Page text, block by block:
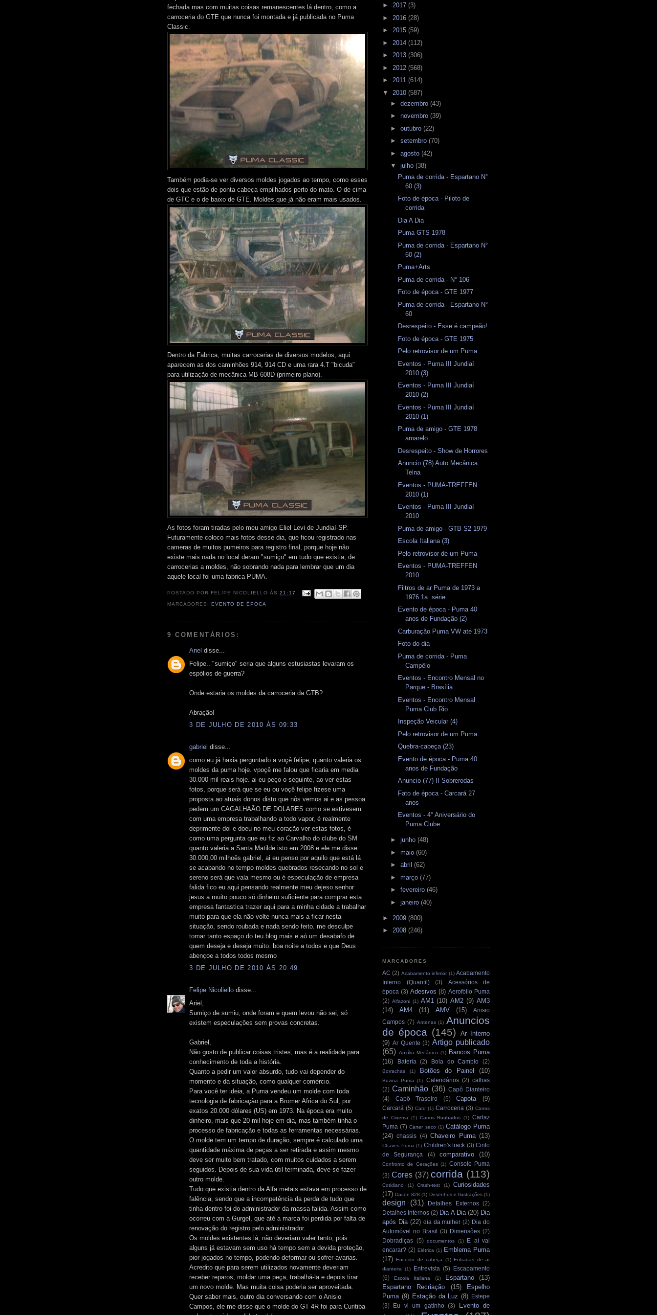
fechada mas com muitas coisas remanescentes lá dentro, como a
carroceria do GTE que nunca foi montada e já publicada no Puma
Classic.
Também podia-se ver diversos moldes jogados ao tempo, como esses
dois que estão de ponta cabeça empilhados perto do mato. O de cima
de GTC e o de baixo de GTE. Moldes que já não eram mais usados.
Dentro da Fabrica, muitas carrocerias de diversos modelos, aqui
aparecem as dos caminhões 914, 914 CD e uma rara 4.T "bicuda"
para utilização de mecânica MB 608D (primeiro plano).
As fotos foram tiradas pelo meu amigo Eliel Levi de Jundiaí-SP.
Futuramente coloco mais fotos desse dia, que ficou registrado nas
cameras de muitos pumeiros para registro final, porque hoje não
existe mais nada no local deram "sumiço" em tudo que existia, de
carrocerias a moldes, não sobrando nada para lembrar que um dia
aquele local foi uma fabrica PUMA.
POSTADO POR FELIPE NICOLIELLO ÀS21:17
MARCADORES:EVENTO DE ÉPOCA
9 COMENTÁRIOS:
Ariel disse...
Felipe.. "sumiço" seria que alguns estusiastas levaram os
espólios de guerra?
Onde estaria os moldes da carroceria da GTB?
Abração!
3 DE JULHO DE 2010 ÀS 09:33
gabriel disse...
como eu já haxia perguntado a voçê felipe, quanto valeria os
moldes da puma hoje. vpoçê me falou que ficaria em media
30.000 mil reais hoje. ai eu peço o seguinte, ao ver estas
fotos, porque será que se eu ou voçê felipe fizese uma
proposta ao atuais donos disto que nôs vemos ai e as pessoa
pedem um CAGALHAÃO DE DOLARES como se estivesem
com uma empresa trabalhando a todo vapor, é realmente
deprimente doi e doeu no meu coração ver estas fotos, é
como uma pergunta que eu fiz ao Carvalho do clube do SM
quanto valeria a Santa Matilde isto em 2008 e ele me disse
30.000,00 milhoês gabriel, ai eu penso por aquilo que está lá
se acabando no tempo moldes quebrados resecando no sol e
sereno será que vala mesmo ou é especulação de empresa
falida fico eu aqui pensando realmente meu dejeso senhor
jesus a muito pouco só dinheiro suficiente para comprar esta
empresa fantastica trazer aqui para a minha cidade a trabalhar
muito para que ela não volte nunca mais a ficar nesta
situação, sendo roubada e nada sendo feito. me desculpe
tomar tanto espaço do teu blog mais e aó um desabafo de
quem deseja e deseja muito. boa noite a todos e que Deus
abençoe a todos todos mesmo
3 DE JULHO DE 2010 ÀS 20:49
Felipe Nicoliello disse...
Ariel,
Sumiço de sumiu, onde foram e quem levou não sei, só
existem especulações sem provas concretas.
Gabriel,
Não gosto de publicar coisas tristes, mas é a realidade para
conhecimento de toda a história.
Quanto a pedir um valor absurdo, tudo vai depender do
momento e da situação, como qualquer comércio.
Para você ter ideia, a Puma vendeu um molde com toda
tecnologia de fabricação para a Bromer Africa do Sul, por
exatos 20.000 dólares (US) em 1973. Na época era muito
dinheiro, mais que 20 mil hoje em dia, mas também tinha o
processo de fabricação e todas as ferramentas necessárias.
O molde tem um tempo de duração, sempre é calculado uma
quantidade máxima de peças a ser retirada e assim mesmo
deve ser muito bem tratado, com muitos cuidados a serem
seguidos. Depois de sua vida útil terminada, deve-se fazer
outro molde.
Tudo que existia dentro da Alfa metais estava em processo de
falência, sendo que a incompetência da perda de tudo que
tinha dentro foi do administrador da massa falida. Assim como
ocorreu com a Gurgel, que até a marca foi perdida por falta de
renovação do registro pelo administrador.
Os moldes existentes lá, não deveriam valer tanto, pois
alguns já estavam sem uso há tempo sem a devida proteção,
pior jogados no tempo, podendo deformar ou sofrer avarias.
Acredito que para serem utilizados novamente deveriam
receber reparos, moldar uma peça, trabalhá-la e depois tirar
um novo molde. Mas muita coisa poderia ser aproveitada.
Quer saber mais, outro dia conversando com o Anisio
Campos, ele me disse que o molde do GT 4R foi para Curitiba
► 2017 (3)
► 2016 (28)
► 2015 (59)
► 2014 (112)
► 2013 (306)
► 2012 (568)
► 2011 (614)
▼ 2010 (587)
► dezembro (43)
► novembro (39)
► outubro (22)
► setembro (70)
► agosto (42)
▼ julho (38)
Puma de corrida - Espartano N°
60 (3)
Foto de época - Piloto de
corrida
Dia A Dia
Puma GTS 1978
Puma de corrida - Espartano N°
60 (2)
Puma+Arts
Puma de corrida - N° 106
Foto de época - GTE 1977
Puma de corrida - Espartano N°
60
Desrespeito - Esse é campeão!
Foto de época - GTE 1975
Pelo retrovisor de um Puma
Eventos - Puma III Jundiaí
2010 (3)
Eventos - Puma III Jundiaí
2010 (2)
Eventos - Puma III Jundiaí
2010 (1)
Puma de amigo - GTE 1978
amarelo
Desrespeito - Show de Horrores
Anuncio (78) Auto Mecânica
Telna
Eventos - PUMA-TREFFEN
2010 (1)
Eventos - Puma III Jundiaí
2010
Puma de amigo - GTB S2 1979
Escola Italiana (3)
Pelo retrovisor de um Puma
Eventos - PUMA-TREFFEN
2010
Filtros de ar Puma de 1973 a
1976 1a. série
Evento de época - Puma 40
anos de Fundação (2)
Carburação Puma VW até 1973
Foto do dia
Puma de corrida - Puma
Campêlo
Eventos - Encontro Mensal no
Parque - Brasília
Eventos - Encontro Mensal
Puma Club Rio
Inspeção Veicular (4)
Pelo retrovisor de um Puma
Quebra-cabeça (23)
Evento de época - Puma 40
anos de Fundação
Anuncio (77) II Sobrerodas
Fato de época - Carcará 27
anos
Eventos - 4° Aniversário do
Puma Clube
► junho (48)
► maio (60)
► abril (62)
► março (77)
► fevereiro (46)
► janeiro (40)
► 2009 (800)
► 2008 (246)
MARCADORES
AC (2) Acabamento inferior (1) Acabamento
Interno (Quantil)
(3)
Acessórios de
época (3) Adesivos (8) Aerofólio Puma
(2) Alfazoni (1) AM1 (10) AM2 (9) AM3
(14)
AM4 (11) AMV (15)
Anisio
Campos (7) Antenas (1) Anuncios
de época (145)
Ar Interno
(9) Ar Quente (3) Artigo publicado
(65) Auxílio Mecânico (1)
Bancos Puma
(16)
Bateria (2) Bola do Cambio (2)
Borrachas (1) Botões do Painel (10)
Buzina Puma (1) Calendários (2) calhas
(2) Caminhão (36) Capô Dianteiro
(4)
Capô Traseiro (5) Capota (9)
Carcará (5) Card (1) Carroceria (3) Carros
de Cinema (1) Carros Roubados (1) Cartaz
Puma (7) Cárter seco (1) Catálogo Puma
(24) chassis (4) Chaveiro Puma (13)
Chaves Puma (1) Children's track (3) Cinto
de Segurança
(4) comparativo (10)
Confronto de Gerações (1) Console Puma
(3) Cores (37) corrida (113)
Cotidiano (1) Crash-test (1)
Curiosidades
(17) Dacon 828 (1) Desenhos e Ilustrações (1)
design (31) Detalhes Externos (2)
Detalhes Internos (2) Dia A Dia (20) Dia
após Dia (22) dia da mulher (2) Dia do
Automóvel no Brasil
(3) Dimensões (2)
Dobradiças (5) documentos (1)
E aí vai
encarar? (2) Elétrica (1) Emblema Puma
(17) Encosto de cabeça (1) Entradas de ar
dianteira (1) Entrevista (5)
Escapamento
(6)
Escola Italiana (1) Espartano
(13)
Espartano Recriação
(15)
Espelho
Puma (9) Estação da Luz (8)
Estepe
(3)
Eu vi um gatinho (3)
Evento de